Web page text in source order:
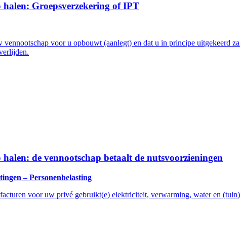
Groepsverzekering of IPT
vennootschap voor u opbouwt (aanlegt) en dat u in principe uitgekeerd
de vennootschap betaalt de nutsvoorzieningen
– Personenbelasting
voor uw privé gebruikt(e) elektriciteit, verwarming, water en